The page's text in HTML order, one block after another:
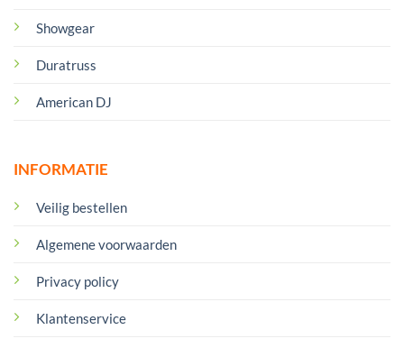
Showgear
Duratruss
American DJ
INFORMATIE
Veilig bestellen
Algemene voorwaarden
Privacy policy
Klantenservice